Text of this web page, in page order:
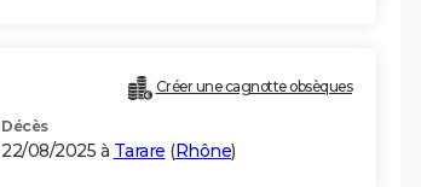
Créer une cagnotte obsèques
Décès
22/08/2025 à Tarare (Rhône)